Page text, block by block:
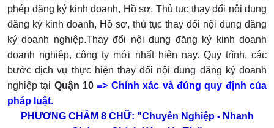
phép đăng ký kinh doanh, Hồ sơ, Thủ tục thay đổi nội dung
đăng ký kinh doanh, Hồ sơ, thủ tục thay đổi nội dung đăng
ký doanh nghiệp.Thay đổi nội dung đăng ký kinh doanh
doanh nghiệp, công ty mới nhất hiện nay. Quy trình, các
bước dịch vụ thực hiện thay đổi nội dung đăng ký doanh
nghiệp tại Quận 10 => Chính xác và đúng quy định của
pháp luật.
PHƯƠNG CHÂM 8 CHỮ: "Chuyên Nghiệp - Nhanh